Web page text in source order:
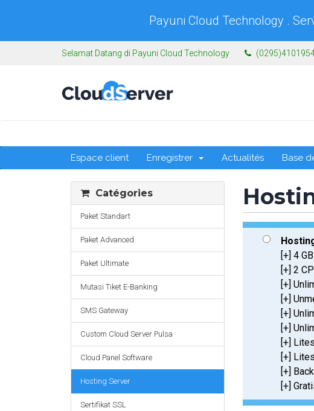
Payuni Cloud Technology .
Selamat Datang di Payuni Cloud Technology
Espace client Enregistrer Actualités Base
Catégories
Paket Standart
Paket Advanced
Paket Ultimate
Mutasi Tiket E-Banking
SMS Gateway
Custom Cloud Server Pulsa
Cloud Panel Software
Hosting Server
Sertifikat SSL
[+] 4
[+] 2
[+]
[+]
[+]
[+]
[+]
[+]
[+]
[+]